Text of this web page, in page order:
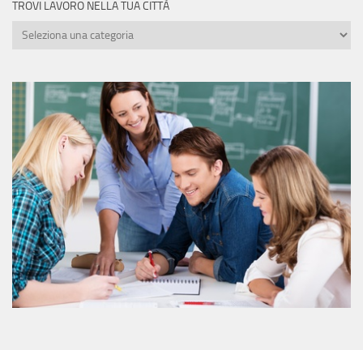
TROVI LAVORO NELLA TUA CITTÀ
Trovi
tua
città